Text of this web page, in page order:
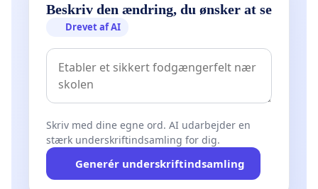
Beskriv den ændring, du ønsker at se
Drevet af AI
Skriv med dine egne ord. AI udarbejder en
stærk underskriftindsamling for dig.
Generér underskriftindsamling